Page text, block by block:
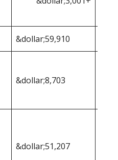
&dollar;59,910
&dollar;8,703
&dollar;51,207